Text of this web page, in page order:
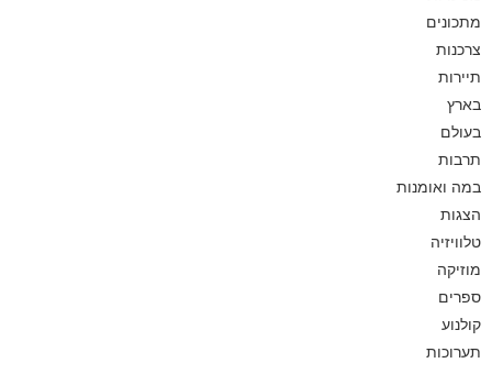
מתכונים
צרכנות
תיירות
בארץ
בעולם
תרבות
במה ואומנות
הצגות
טלוויזיה
מוזיקה
ספרים
קולנוע
תערוכות